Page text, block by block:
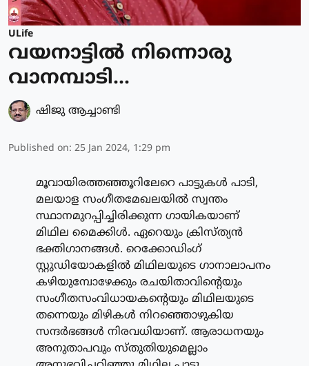
ULife
വയനാട്ടില്‍ നിന്നൊരു
വാനമ്പാടി...
ഷിജു ആച്ചാണ്ടി
Published on: 25 Jan 2024, 1:29 pm
മൂവായിരത്തഞ്ഞൂറിലേറെ പാട്ടുകള്‍ പാടി,
മലയാള സംഗീതമേഖലയില്‍ സ്വന്തം
സ്ഥാനമുറപ്പിച്ചിരിക്കുന്ന ഗായികയാണ്
മിഥില മൈക്കിള്‍. ഏറെയും ക്രിസ്ത്യന്‍
ഭക്തിഗാനങ്ങള്‍. റെക്കോഡിംഗ്
സ്റ്റുഡിയോകളില്‍ മിഥിലയുടെ ഗാനാലാപനം
കഴിയുമ്പോഴേക്കും രചയിതാവിന്റെയും
സംഗീതസംവിധായകന്റെയും മിഥിലയുടെ
തന്നെയും മിഴികള്‍ നിറഞ്ഞൊഴുകിയ
സന്ദര്‍ഭങ്ങള്‍ നിരവധിയാണ്. ആരാധനയും
അനുതാപവും സ്തുതിയുമെല്ലാം